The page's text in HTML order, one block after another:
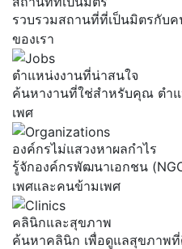
รวบรวมสถานที่ที่เป็นมิตรกับ
ของเรา
ตำแหน่งงานที่น่าสนใจ
ค้นหางานที่ใช่สำหรับคุณ ตำ
เพศ
องค์กรไม่แสวงหาผลกำไร
รู้จักองค์กรพัฒนาเอกชน
เพศและคนข้ามเพศ
คลินิกและสุขภาพ
ค้นหาคลินิก เพื่อดูแลสุขภาพ